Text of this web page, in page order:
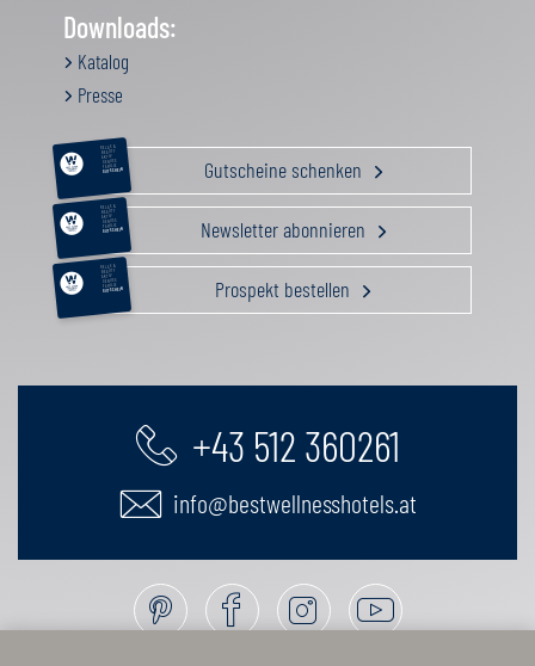
Downloads:
Katalog
Presse
RELAX &
BEAUTY
AKTIV
GENUSS
FAMILIE
GUTSCHEIN Gutscheine schenken
RELAX &
BEAUTY
AKTIV
GENUSS
FAMILIE
GUTSCHEIN Newsletter abonnieren
RELAX &
BEAUTY
AKTIV
GENUSS
FAMILIE
GUTSCHEIN Prospekt bestellen
+43 512 360261
info@bestwellnesshotels.at